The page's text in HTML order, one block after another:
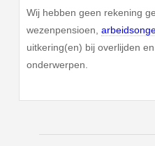
Wij hebben geen rekening
wezenpensioen,
uitkering(en) bij overlijden
onderwerpen.